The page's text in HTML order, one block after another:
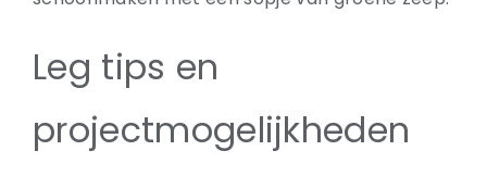
Leg tips en
projectmogelijkheden